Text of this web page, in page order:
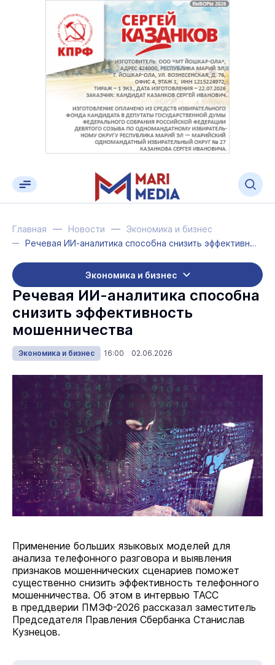
Главная Новости
Экономика и бизнес
Речевая ИИ-аналитика способна снизить эффективность мошенничества
Экономика и бизнес
Речевая ИИ-аналитика способна
снизить эффективность
мошенничества
Экономика и бизнес 16:00 02.06.2026
Применение больших языковых моделей для
анализа телефонного разговора и выявления
признаков мошеннических сценариев поможет
существенно снизить эффективность телефонного
мошенничества. Об этом в интервью ТАСС
в преддверии ПМЭФ-2026 рассказал заместитель
Председателя Правления Сбербанка Станислав
Кузнецов.